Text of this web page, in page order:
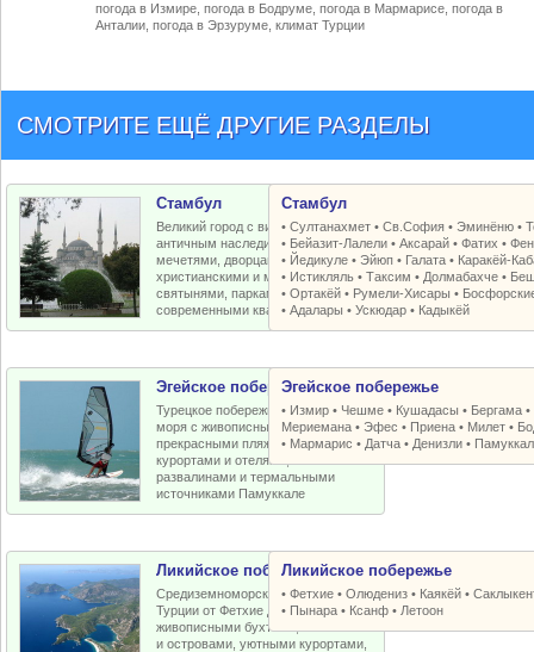
погода в Измире, погода в Бодруме, погода в Мармарисе, погода в
Анталии, погода в Эрзуруме, климат Турции
СМОТРИТЕ ЕЩЁ ДРУГИЕ РАЗДЕЛЫ
Стамбул
Великий город с византийским и
античным наследием, османскими
мечетями, дворцами, крепостями,
христианскими и мусульманскими
святынями, парками, старыми и
современными кварталами
Стамбул
•Султанахмет •Св.София •Эминёню •
• Бейазит-Лалели •Аксарай •Фатих •
• Йедикуле •Эйюп • Галата • Каракёй-
• Истикляль •Таксим • Долмабахче •
•Ортакёй • Румели-Xисары •
•Адалары •Ускюдар • Кадыкёй
Эгейское побережье
Турецкое побережье Эгейского
моря с живописными бухтами,
прекрасными пляжами, отличными
курортами и отелями, античными
развалинами и термальными
источниками Памуккале
Эгейское побережье
• Измир • Чешме • Кушадасы • Бергама •
Мериемана •Эфес • Приена • Милет •
• Мармарис • Датча • Денизли •
Ликийское побережье
Средиземноморское побережье
Турции от Фетхие до Кемера с
живописными бухтами, пляжами
и островами, уютными курортами,
Ликийское побережье
•Фетхие •Олюдениз • Каякёй •
• Пынара • Ксанф • Летоон